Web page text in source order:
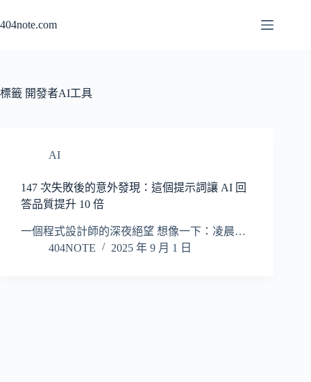
至
容
404note.com
標籤 開發者AI工具
AI
147 次失敗後的意外發現：這個提示詞讓 AI 回
答品質提升 10 倍
一個程式設計師的深夜絕望 想像一下：凌晨…
404NOTE
2025 年 9 月 1 日